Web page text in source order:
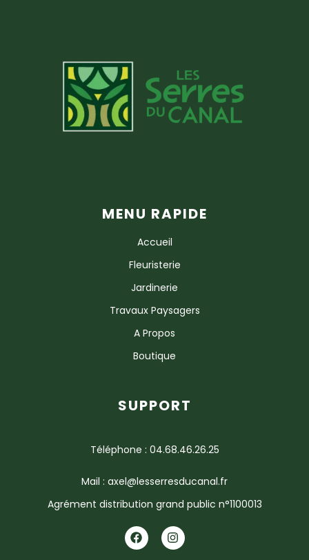
MENU RAPIDE
Accueil
Fleuristerie
Jardinerie
Travaux Paysagers
A Propos
Boutique
SUPPORT
Téléphone : 04.68.46.26.25
Mail : axel@lesserresducanal.fr
Agrément distribution grand public n°1100013